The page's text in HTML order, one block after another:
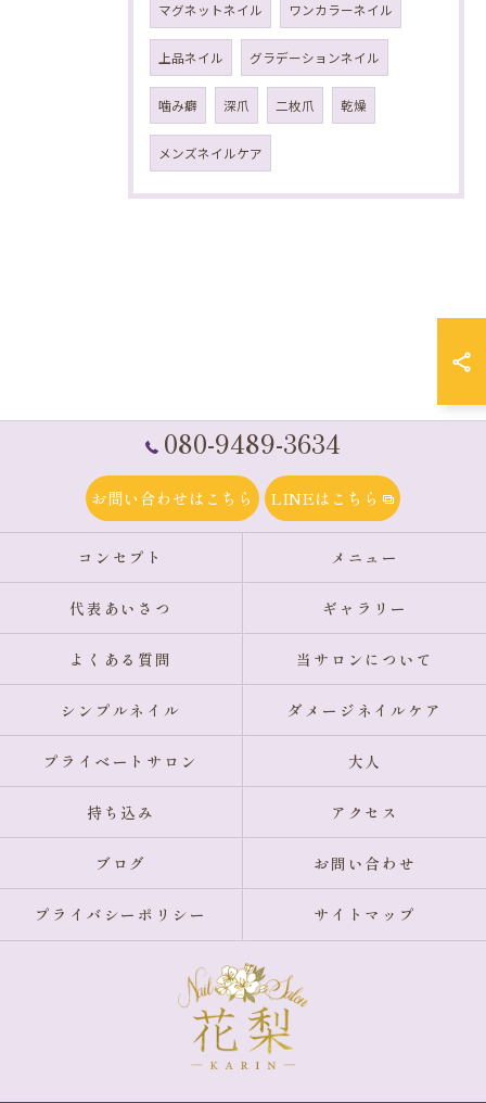
マグネットネイル ワンカラーネイル
上品ネイル グラデーションネイル
噛み癖 深爪 二枚爪 乾燥
メンズネイルケア
080-9489-3634
お問い合わせはこちら LINEはこちら
コンセプト メニュー
代表あいさつ ギャラリー
よくある質問 当サロンについて
シンプルネイル ダメージネイルケア
プライベートサロン 大人
持ち込み アクセス
ブログ お問い合わせ
プライバシーポリシー サイトマップ